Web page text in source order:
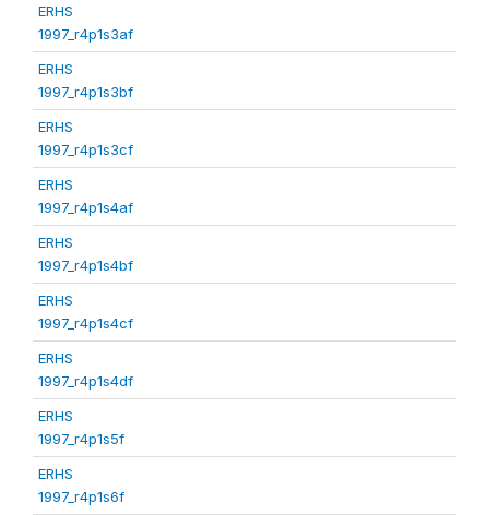
ERHS
1997_r4p1s3af
ERHS
1997_r4p1s3bf
ERHS
1997_r4p1s3cf
ERHS
1997_r4p1s4af
ERHS
1997_r4p1s4bf
ERHS
1997_r4p1s4cf
ERHS
1997_r4p1s4df
ERHS
1997_r4p1s5f
ERHS
1997_r4p1s6f